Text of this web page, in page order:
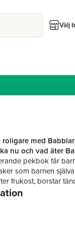
Välj
med
nu och vad äter
pekbok får
som barnen
frukost, borstar
barnets egen
- vem vaknar nu?